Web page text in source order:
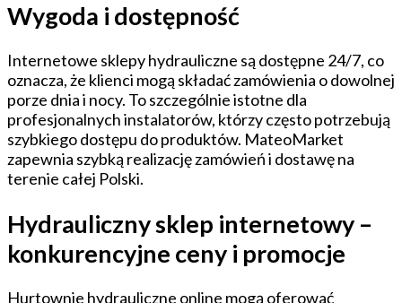
Wygoda i dostępność
Internetowe sklepy hydrauliczne są dostępne 24/7, co
oznacza, że klienci mogą składać zamówienia o dowolnej
porze dnia i nocy. To szczególnie istotne dla
profesjonalnych instalatorów, którzy często potrzebują
szybkiego dostępu do produktów. MateoMarket
zapewnia szybką realizację zamówień i dostawę na
terenie całej Polski.
Hydrauliczny sklep internetowy –
konkurencyjne ceny i promocje
Hurtownie hydrauliczne online mogą oferować